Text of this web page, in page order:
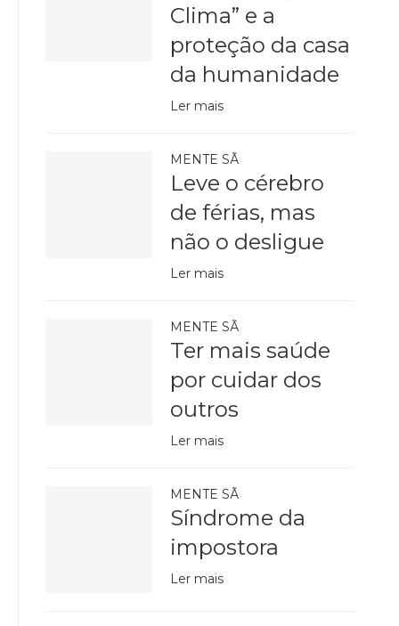
Clima” e a
proteção da casa
da humanidade
Ler mais
MENTE SÃ
Leve o cérebro
de férias, mas
não o desligue
Ler mais
MENTE SÃ
Ter mais saúde
por cuidar dos
outros
Ler mais
MENTE SÃ
Síndrome da
impostora
Ler mais